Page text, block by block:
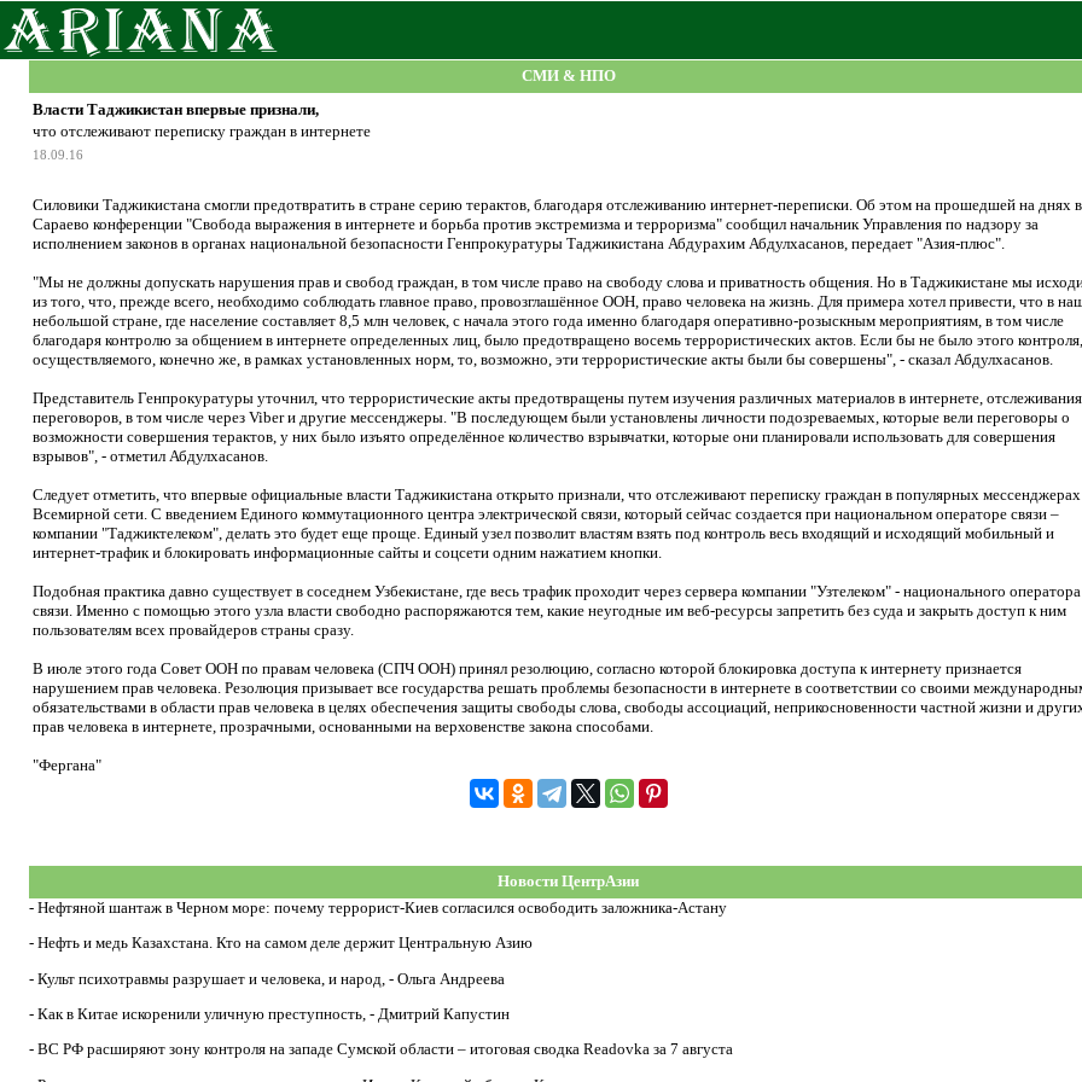
СМИ & НПО
Власти Таджикистан впервые признали,
что отслеживают переписку граждан в интернете
18.09.16
Силовики Таджикистана смогли предотвратить в стране серию терактов, благодаря отслеживанию интернет-переписки. Об этом на прошедшей на днях в
Сараево конференции "Свобода выражения в интернете и борьба против экстремизма и терроризма" сообщил начальник Управления по надзору за
исполнением законов в органах национальной безопасности Генпрокуратуры Таджикистана Абдурахим Абдулхасанов, передает "Азия-плюс".
"Мы не должны допускать нарушения прав и свобод граждан, в том числе право на свободу слова и приватность общения. Но в Таджикистане мы
из того, что, прежде всего, необходимо соблюдать главное право, провозглашённое ООН, право человека на жизнь. Для примера хотел привести, что в
небольшой стране, где население составляет 8,5 млн человек, с начала этого года именно благодаря оперативно-розыскным мероприятиям, в том числе
благодаря контролю за общением в интернете определенных лиц, было предотвращено восемь террористических актов. Если бы не было этого контроля,
осуществляемого, конечно же, в рамках установленных норм, то, возможно, эти террористические акты были бы совершены", - сказал Абдулхасанов.
Представитель Генпрокуратуры уточнил, что террористические акты предотвращены путем изучения различных материалов в интернете, отслеживания
переговоров, в том числе через Viber и другие мессенджеры. "В последующем были установлены личности подозреваемых, которые вели переговоры о
возможности совершения терактов, у них было изъято определённое количество взрывчатки, которые они планировали использовать для совершения
взрывов", - отметил Абдулхасанов.
Следует отметить, что впервые официальные власти Таджикистана открыто признали, что отслеживают переписку граждан в популярных
Всемирной сети. С введением Единого коммутационного центра электрической связи, который сейчас создается при национальном операторе связи –
компании "Таджиктелеком", делать это будет еще проще. Единый узел позволит властям взять под контроль весь входящий и исходящий мобильный и
интернет-трафик и блокировать информационные сайты и соцсети одним нажатием кнопки.
Подобная практика давно существует в соседнем Узбекистане, где весь трафик проходит через сервера компании "Узтелеком" - национального оператора
связи. Именно с помощью этого узла власти свободно распоряжаются тем, какие неугодные им веб-ресурсы запретить без суда и закрыть доступ к ним
пользователям всех провайдеров страны сразу.
В июле этого года Совет ООН по правам человека (СПЧ ООН) принял резолюцию, согласно которой блокировка доступа к интернету признается
нарушением прав человека. Резолюция призывает все государства решать проблемы безопасности в интернете в соответствии со своими
обязательствами в области прав человека в целях обеспечения защиты свободы слова, свободы ассоциаций, неприкосновенности частной жизни и
прав человека в интернете, прозрачными, основанными на верховенстве закона способами.
"Фергана"
Новости ЦентрАзии
- Нефтяной шантаж в Черном море: почему террорист-Киев согласился освободить заложника-Астану
- Нефть и медь Казахстана. Кто на самом деле держит Центральную Азию
- Культ психотравмы разрушает и человека, и народ, - Ольга Андреева
- Как в Китае искоренили уличную преступность, - Дмитрий Капустин
- ВС РФ расширяют зону контроля на западе Сумской области – итоговая сводка Readovka за 7 августа